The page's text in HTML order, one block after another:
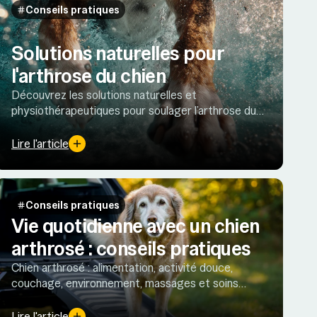
Conseils pratiques
Solutions naturelles pour
l'arthrose du chien
Découvrez les solutions naturelles et
physiothérapeutiques pour soulager l’arthrose du
chien et préserver sa mobilité au quotidien,
validées par la littérature vétérinaire.
Lire l'article
Conseils pratiques
Vie quotidienne avec un chien
arthrosé : conseils pratiques
Chien arthrosé : alimentation, activité douce,
couchage, environnement, massages et soins
naturels : tous les gestes clés pour améliorer